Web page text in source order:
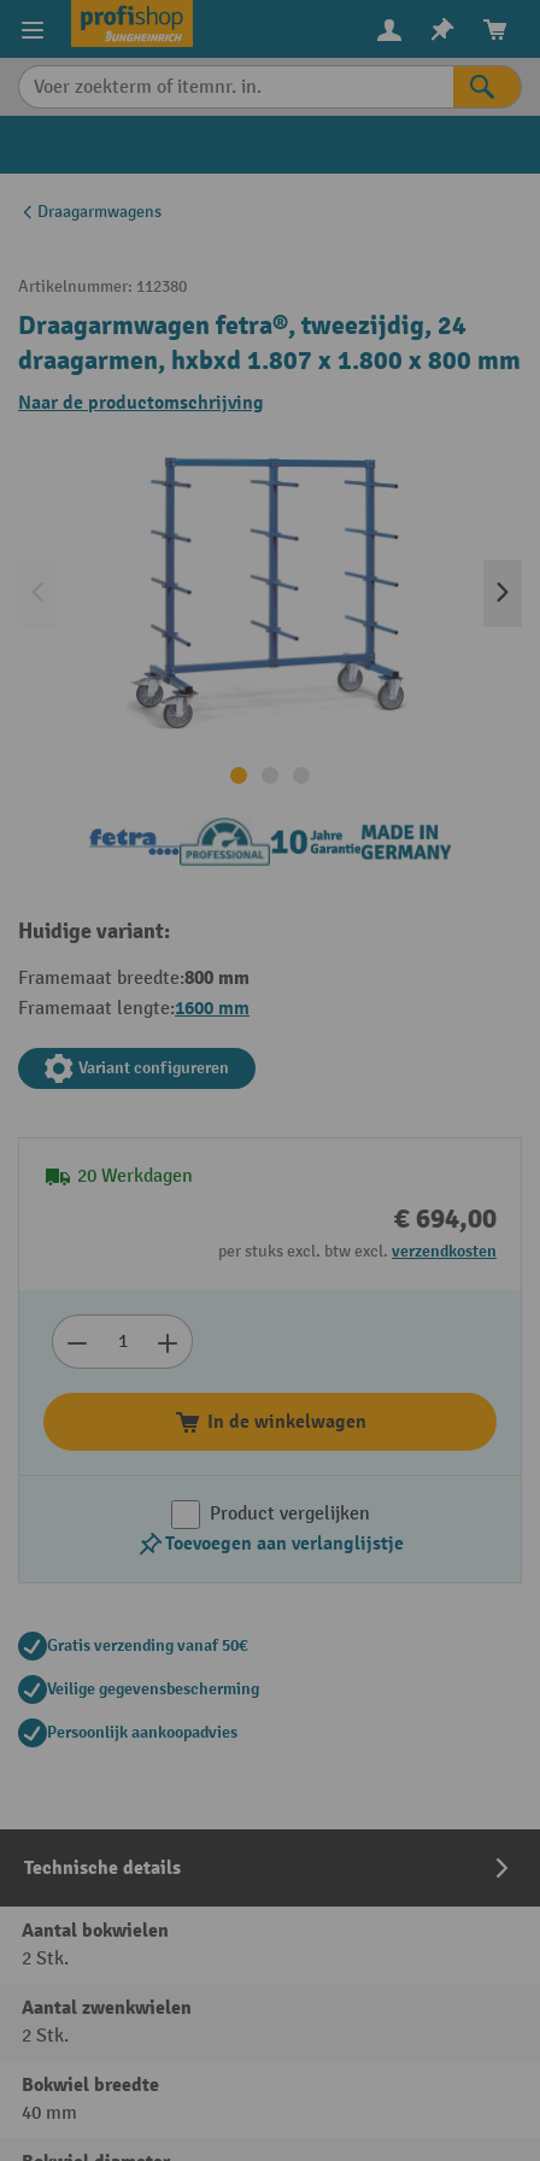
content
Draagarmwagens
Artikelnummer: 112380
Draagarmwagen fetra®, tweezijdig, 24
draagarmen, hxbxd 1.807 x 1.800 x 800 mm
Naar de productomschrijving
Huidige variant:
Framemaat breedte:800 mm
Framemaat lengte:1600 mm
Variant configureren
20 Werkdagen
€ 694,00
per stuks excl. btw excl. verzendkosten
In de winkelwagen
Product vergelijken
Toevoegen aan verlanglijstje
Gratis verzending vanaf 50€
Veilige gegevensbescherming
Persoonlijk aankoopadvies
Technische details
Aantal bokwielen
2 Stk.
Aantal zwenkwielen
2 Stk.
Bokwiel breedte
40 mm